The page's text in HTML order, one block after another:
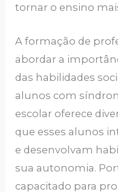
tornar o ensino
A formação de
abordar a
das habilidades
alunos com
escolar oferece
que esses alunos
e desenvolvam
sua autonomia.
capacitado para